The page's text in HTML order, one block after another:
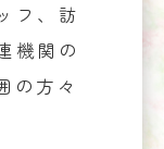
フ、訪
機関の
の方々